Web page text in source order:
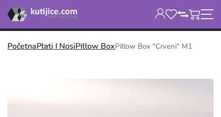
PočetnaPlati I NosiPillow BoxPillow Box "Crveni" M1